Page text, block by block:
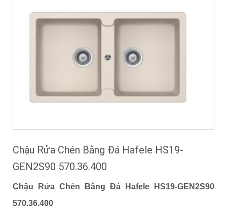
Chậu Rửa Chén Bằng Đá Hafele HS19-
GEN2S90 570.36.400
Chậu Rửa Chén Bằng Đá Hafele HS19-GEN2S90
570.36.400